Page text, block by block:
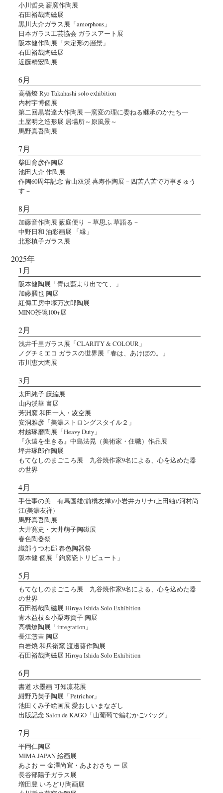
小川哲央 薪窯作陶展
石田裕哉陶磁展
黒川大介ガラス展「amorphous」
日本ガラス工芸協会 ガラスアート展
阪本健作陶展「未定形の層景」
石田裕哉陶磁展
近藤精宏陶展
6月
高橋燎 Ryo Takahashi solo exhibition
内村宇博個展
第二回黒岩達大作陶展 ―窯変の理に委ねる継承のかたち―
土屋明之造形展 居場所～原風景～
馬野真吾陶展
7月
柴田育彦作陶展
池田大介 作陶展
作陶60周年記念 青山双溪 喜寿作陶展－四苦八苦で万事きゅう
す－
8月
加藤音作陶展 薮庭便り －草思ふ 草語る－
中野日和 油彩画展 「縁」
北形槙子ガラス展
2025年
1月
阪本健陶展「青は藍より出でて、」
加藤摑也 陶展
紅傳工房中塚万次郎陶展
MINO茶碗100+展
2月
浅井千里ガラス展「CLARITY & COLOUR」
ノグチミエコ ガラスの世界展「春は、あけぼの。」
市川恵大陶展
3月
太田純子 籐編展
山内溪華 書展
芳洲窯 和田一人・凌空展
安洞雅彦「美濃ストロングスタイル２」
村越琢磨陶展「Heavy Duty」
『永遠を生きる』中島法晃（美術家・住職）作品展
坪井琢郎作陶展
もてなしのまごころ展 九谷焼作家9名による、心を込めた器
の世界
4月
手仕事の美 有馬国雄(前橋友禅)/小岩井カリナ(上田紬)/河村尚
江(美濃友禅)
馬野真吾陶展
大井寛史・大井萌子陶磁展
春色陶器祭
織部うつわ邸 春色陶器祭
阪本健 個展「鈞窯瓷トリビュート」
5月
もてなしのまごころ展 九谷焼作家9名による、心を込めた器
の世界
石田裕哉陶磁展 Hiroya Ishida Solo Exhibition
青木益枝＆小栗寿賀子 陶展
高橋燎陶展「integration」
長江惣吉 陶展
白岩焼 和兵衛窯 渡邊葵作陶展
石田裕哉陶磁展 Hiroya Ishida Solo Exhibition
6月
書道 水墨画 可知凛花展
紺野乃芙子陶展「Petrichor」
池田くみ子絵画展 愛おしいまなざし
出版記念 Salon de KAGO「山葡萄で編むかごバッグ」
7月
平岡仁陶展
MIMA JAPAN 絵画展
あよお ー 金澤尚宜・あよおさち ー 展
長谷部陽子ガラス展
増田豊 いろどり陶画展